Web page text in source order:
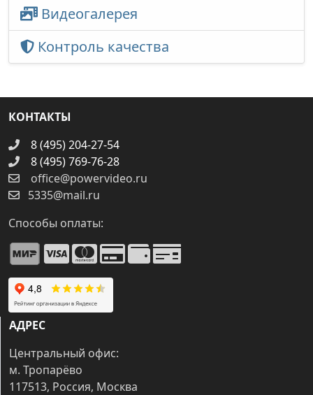
Видеогалерея
Контроль качества
КОНТАКТЫ
8 (495) 204-27-54
8 (495) 769-76-28
office@powervideo.ru
5335@mail.ru
Способы оплаты:
АДРЕС
Центральный офис:
м. Тропарёво
117513, Россия, Москва